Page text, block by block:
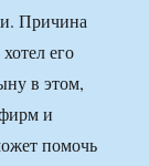
Причина
его
в этом,
и
помочь